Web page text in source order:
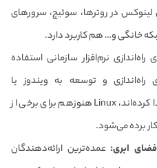
در روترها، سوئیچ، سرورهای
خانگی و‌… هم کاربرد دارد.
راه‌اندازی نرم‌افزار سازمانی استفاده
راه‌اندازی و توسعه به ویندوز یا
سیستم‌عامل‌های دیگر انتقال پیدا کرده‌اند، Linux هنوز‌هم برای برخی از
برده می‌شود.
عمده‌ترین ارائه‌دهندگان